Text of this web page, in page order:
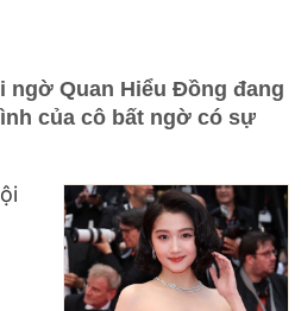
ngờ Quan Hiểu Đồng đang
của cô bất ngờ có sự